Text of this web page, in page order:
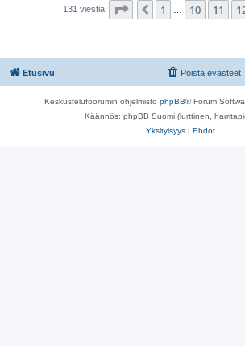
131 viestiä Sivu 14/ 14
Edellinen
1 10 11
Etusivu Poista evästeet
Keskustelufoorumin ohjelmisto phpBB® Forum
Käännös: phpBB Suomi (lurttinen,
Yksityisyys | Ehdot